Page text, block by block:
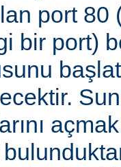
port 80
bir port)